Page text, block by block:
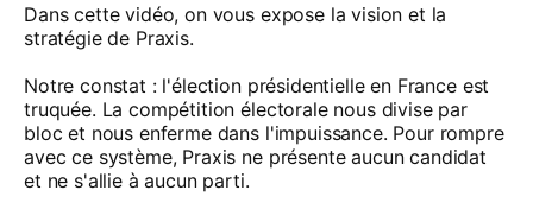
Dans cette vidéo, on vous expose la vision et la
stratégie de Praxis.
Notre constat : l'élection présidentielle en France est
truquée. La compétition électorale nous divise par
bloc et nous enferme dans l'impuissance. Pour rompre
avec ce système, Praxis ne présente aucun candidat
et ne s'allie à aucun parti.